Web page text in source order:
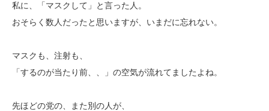
私に、「マスクして」と言った人。
おそらく数人だったと思いますが、いまだに忘れない。
マスクも、注射も、
「するのが当たり前、、」の空気が流れてましたよね。
先ほどの党の、また別の人が、